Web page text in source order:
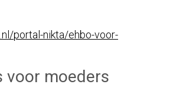
portal-nikta/ehbo-voor-
voor moeders